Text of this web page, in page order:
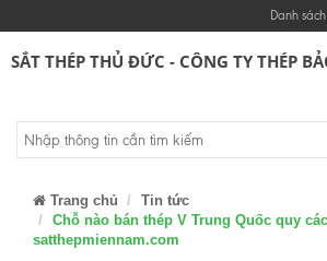
Danh
SẮT THÉP THỦ ĐỨC - CÔNG TY THÉP
Trang chủ
Tin tức
Chỗ nào bán thép V Trung Quốc quy
satthepmiennam.com